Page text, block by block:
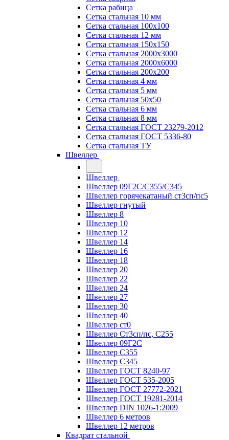
Сетка рабица
Сетка стальная 10 мм
Сетка стальная 100х100
Сетка стальная 12 мм
Сетка стальная 150х150
Сетка стальная 2000х3000
Сетка стальная 2000х6000
Сетка стальная 200х200
Сетка стальная 4 мм
Сетка стальная 5 мм
Сетка стальная 50х50
Сетка стальная 6 мм
Сетка стальная 8 мм
Сетка стальная ГОСТ 23279-2012
Сетка стальная ГОСТ 5336-80
Сетка стальная ТУ
Швеллер
Швеллер
Швеллер 09Г2С/С355/С345
Швеллер горячекатаный ст3сп/пс5
Швеллер гнутый
Швеллер 8
Швеллер 10
Швеллер 12
Швеллер 14
Швеллер 16
Швеллер 18
Швеллер 20
Швеллер 22
Швеллер 24
Швеллер 27
Швеллер 30
Швеллер 40
Швеллер ст0
Швеллер Ст3сп/пс, С255
Швеллер 09Г2С
Швеллер С355
Швеллер С345
Швеллер ГОСТ 8240-97
Швеллер ГОСТ 535-2005
Швеллер ГОСТ 27772-2021
Швеллер ГОСТ 19281-2014
Швеллер DIN 1026-1:2009
Швеллер 6 метров
Швеллер 12 метров
Квадрат стальной